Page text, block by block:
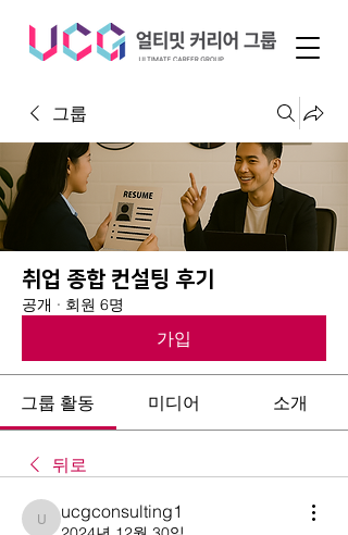
그룹
취업 종합 컨설팅 후기
공개 · 회원 6명
가입
그룹 활동 미디어 소개
뒤로
ucgconsulting1
ucgconsulting1